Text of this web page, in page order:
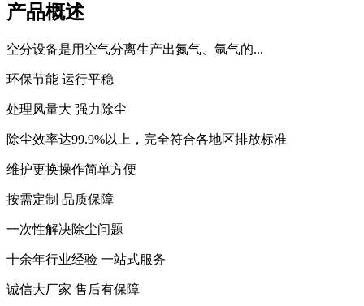
产品概述
空分设备是用空气分离生产出氮气、氩气的...
环保节能 运行平稳
处理风量大 强力除尘
除尘效率达99.9%以上，完全符合各地区排放标准
维护更换操作简单方便
按需定制 品质保障
一次性解决除尘问题
十余年行业经验 一站式服务
诚信大厂家 售后有保障